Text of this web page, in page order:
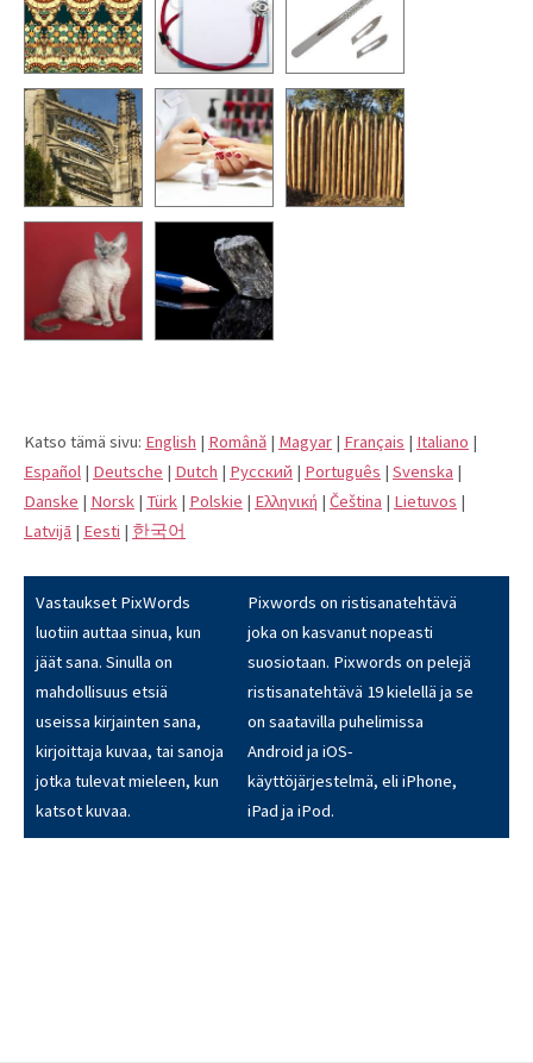
Katso tämä sivu: English | Română | Magyar | Français | Italiano |
Español | Deutsche | Dutch | Pусский | Português | Svenska |
Danske | Norsk | Türk | Polskie | Eλληνική | Čeština | Lietuvos |
Latvijā | Eesti | 한국어
Vastaukset PixWords
luotiin auttaa sinua, kun
jäät sana. Sinulla on
mahdollisuus etsiä
useissa kirjainten sana,
kirjoittaja kuvaa, tai sanoja
jotka tulevat mieleen, kun
katsot kuvaa.
Pixwords on ristisanatehtävä
joka on kasvanut nopeasti
suosiotaan. Pixwords on pelejä
ristisanatehtävä 19 kielellä ja se
on saatavilla puhelimissa
Android ja iOS-
käyttöjärjestelmä, eli iPhone,
iPad ja iPod.